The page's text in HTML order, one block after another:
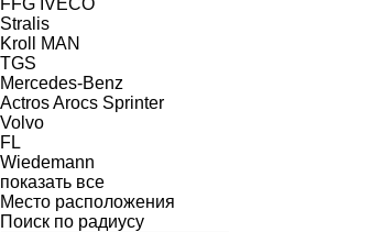
Stralis
Kroll
MAN
TGS
Mercedes-Benz
ActrosArocs Sprinter
Volvo
FL
Wiedemann
показать все
Место расположения
Поиск по радиусу